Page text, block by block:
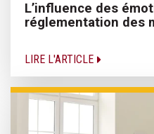
L’influence des
réglementation des
LIRE L'ARTICLE